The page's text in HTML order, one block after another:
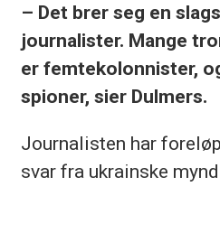
– Det brer seg en
journalister. Mange
er femtekolonnister,
spioner, sier Dulmers.
Journalisten har
svar fra ukrainske